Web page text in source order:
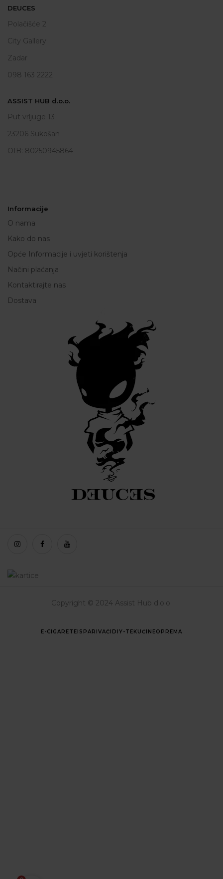
DEUCES
Polačišće 2
City Gallery
Zadar
098 163 2222
ASSIST HUB d.o.o.
Put vrljuge 13
23206 Sukošan
OIB: 80250945864
Informacije
O nama
Kako do nas
Opće Informacije i uvjeti korištenja
Načini plaćanja
Kontaktirajte nas
Dostava
Copyright © 2024 Assist Hub d.o.o.
E-CIGARETEISPARIVAČI DIY-TEKUĆINEOPREMA